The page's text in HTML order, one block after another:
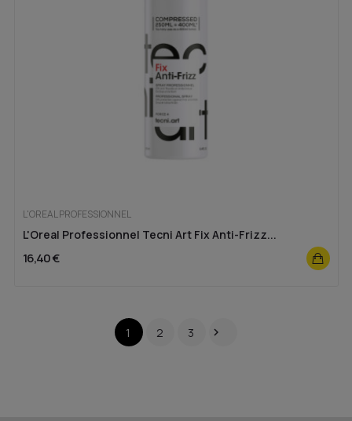
L'OREAL PROFESSIONNEL
L'Oreal Professionnel Tecni Art Fix Anti-Frizz...
16,40 €
1 2 3 